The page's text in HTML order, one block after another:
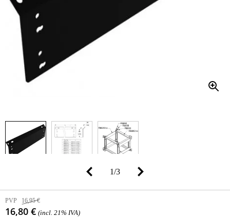
1/3
PVP 16,95 €
16,80 € (incl. 21% IVA)